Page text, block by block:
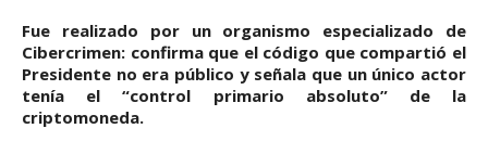
Fue realizado por un organismo especializado de
Cibercrimen: confirma que el código que compartió el
Presidente no era público y señala que un único actor
tenía el “control primario absoluto” de la
criptomoneda.